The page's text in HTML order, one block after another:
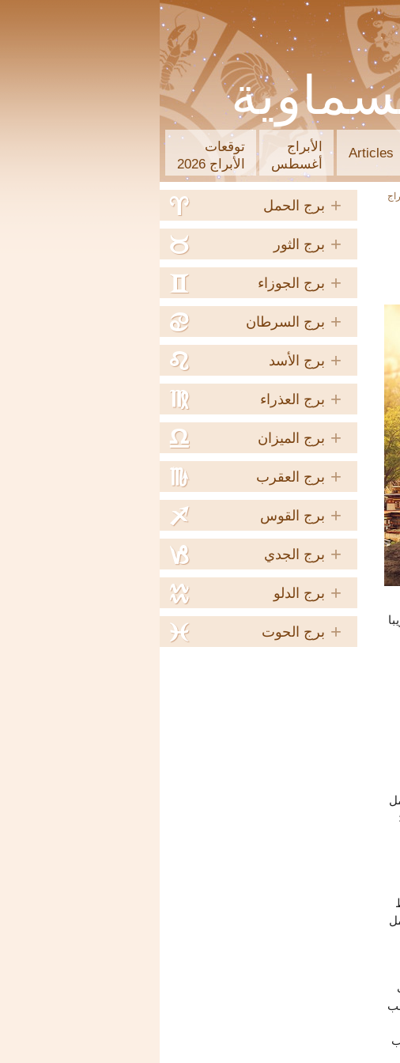
توقعات
الأبراج 2026
الأبراج
أغسطس
Articles
+ برج الحمل a
+ برج الثور b
+ برج الجوزاء c
+ برج السرطان d
+ برج الأسد e
+ برج العذراء f
+ برج الميزان g
+ برج العقرب h
+ برج القوس i
+ برج الجدي j
+ برج الدلو k
+ برج الحوت l